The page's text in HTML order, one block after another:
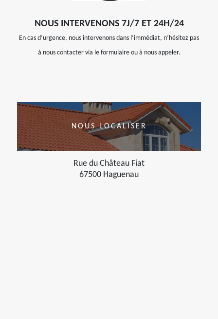
NOUS INTERVENONS 7J/7 ET 24H/24
En cas d’urgence, nous intervenons dans l’immédiat, n’hésitez pas
à nous contacter via le formulaire ou à nous appeler.
NOUS LOCALISER
Rue du Château Fiat
67500 Haguenau